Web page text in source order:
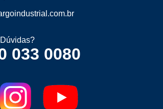
Dúvidas?
033 0080